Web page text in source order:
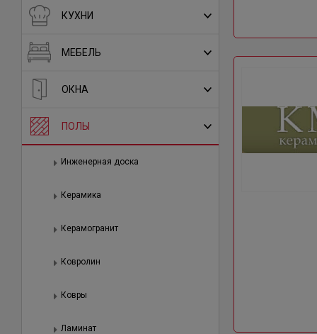
КУХНИ
МЕБЕЛЬ
ОКНА
ПОЛЫ
Инженерная доска
Керамика
Керамогранит
Ковролин
Ковры
Ламинат